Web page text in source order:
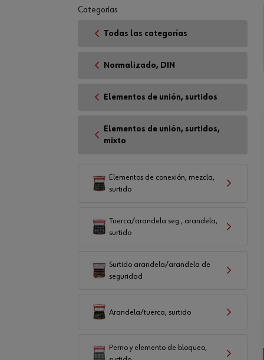
Categorías
Todas las categorías
Normalizado, DIN
Elementos de unión, surtidos
Elementos de unión, surtidos,
mixto
Elementos de conexión, mezcla,
surtido
Tuerca/arandela seg., arandela,
surtido
Surtido arandela/arandela de
seguridad
Arandela/tuerca, surtido
Perno y elemento de bloqueo,